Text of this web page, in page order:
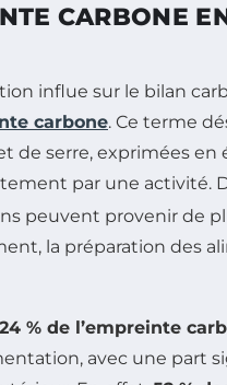
CARBONE
influe sur le bilan
carbone. Ce terme
de serre, exprimées en
par une activité.
peuvent provenir de
la préparation des
24 % de l’empreinte
avec une part